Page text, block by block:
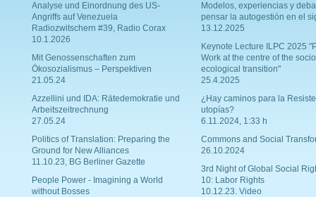
Analyse und Einordnung des US-
Angriffs auf Venezuela
Radiozwitschern #39, Radio Corax
10.1.2026
Mit Genossenschaften zum
Ökosozialismus – Perspektiven
21.05.24
Azzellini und IDA: Rätedemokratie und
Arbeitszeitrechnung
27.05.24
Politics of Translation: Preparing the
Ground for New Alliances
11.10.23, BG Berliner Gazette
People Power - Imagining a World
without Bosses
Modelos, experiencias y
pensar la autogestión en el
13.12.2025
Keynote Lecture ILPC 2025
Work at the centre of the
ecological transition"
25.4.2025
¿Hay caminos para la
utopías?
6.11.2024, 1:33 h
Commons and Social
26.10.2024
3rd Night of Global Social
10: Labor Rights
10.12.23. Video